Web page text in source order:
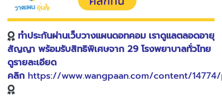
ทำประกันผ่านเว็บวางแผนดอทคอม เราดูแลตลอดอายุ
สัญญา พร้อมรับสิทธิพิเศษจาก 29 โรงพยาบาลทั่วไทย
ดูรายละเอียด
คลิก https://www.wangpaan.com/content/